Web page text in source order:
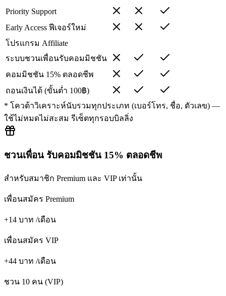
Priority Support
Early Access ฟีเจอร์ใหม่
โปรแกรม Affiliate
ระบบชวนเพื่อนรับคอมมิชชัน
คอมมิชชัน 15% ตลอดชีพ
ถอนเงินได้ (ขั้นต่ำ 100฿)
* โควต้าวิเคราะห์นับรวมทุกประเภท (เบอร์โทร, ชื่อ, ตัวเลข) —
ใช้ไม่หมดไม่สะสม รีเซ็ตทุกรอบบิลลิ่ง
ชวนเพื่อน รับคอมมิชชัน 15% ตลอดชีพ
สำหรับสมาชิก Premium และ VIP เท่านั้น
เพื่อนสมัคร Premium
+14 บาท /เดือน
เพื่อนสมัคร VIP
+44 บาท /เดือน
ชวน 10 คน (VIP)